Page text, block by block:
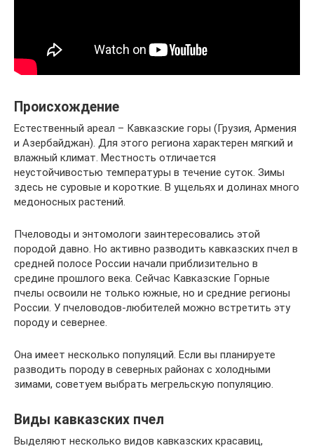
Происхождение
Естественный ареал – Кавказские горы (Грузия, Армения
и Азербайджан). Для этого региона характерен мягкий и
влажный климат. Местность отличается
неустойчивостью температуры в течение суток. Зимы
здесь не суровые и короткие. В ущельях и долинах много
медоносных растений.
Пчеловоды и энтомологи заинтересовались этой
породой давно. Но активно разводить кавказских пчел в
средней полосе России начали приблизительно в
средине прошлого века. Сейчас Кавказские Горные
пчелы освоили не только южные, но и средние регионы
России. У пчеловодов-любителей можно встретить эту
породу и севернее.
Она имеет несколько популяций. Если вы планируете
разводить породу в северных районах с холодными
зимами, советуем выбрать мегрельскую популяцию.
Виды кавказских пчел
Выделяют несколько видов кавказских красавиц,